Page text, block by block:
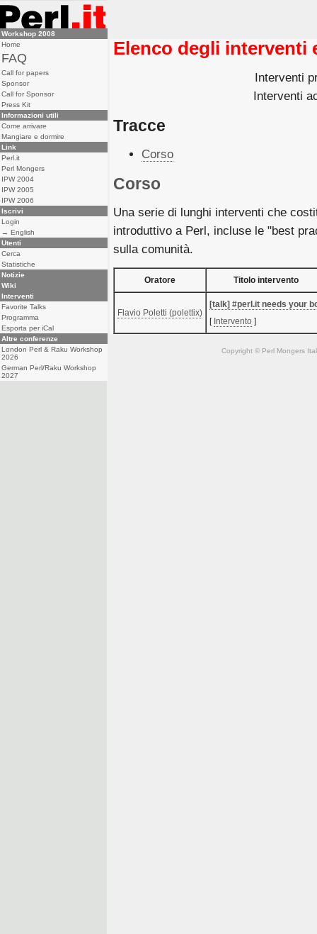
Elenco degli interventi
Interventi
Interventi
Tracce
Corso
Corso
Una serie di lunghi interventi che
introduttivo a Perl, incluse le "best
sulla comunità.
Oratore Titolo intervento
Flavio Poletti (‎polettix‎)
‎[talk] #perl.it needs your
[ Intervento ]
Copyright © Perl Mongers
Workshop 2008
Home
FAQ
Call for papers
Sponsor
Call for Sponsor
Press Kit
Informazioni utili
Come arrivare
Mangiare e dormire
Link
Perl.it
Perl Mongers
IPW 2004
IPW 2005
IPW 2006
Iscrivi
Login
→ English
Utenti
Cerca
Statistiche
Notizie
Wiki
Interventi
Favorite Talks
Programma
Esporta per iCal
Altre conferenze
London Perl & Raku Workshop
2026
German Perl/Raku Workshop
2027